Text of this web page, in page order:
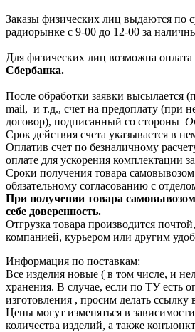
Заказы физических лиц выдаются по
радиорынке с 9-00 до 12-00 за
Для физических лиц возможна оплата
Сбербанка.
После обработки заявки высылается
mail, и т.д., счет на предоплату (при
договор), подписанный со стороны
Срок действия счета указывается в
Оплатив счет по безналичному
оплате для ускорения комплектации
Сроки получения товара
обязательному согласованию с
При получении товара
себе доверенность.
Отгрузка товара производится
компанией, курьером или другим
Информация по поставкам:
Все изделия новые ( в том числе, и
хранения. В случае, если по ТУ есть
изготовления , просим делать ссылку
Цены могут изменяться в
количества изделий, а также